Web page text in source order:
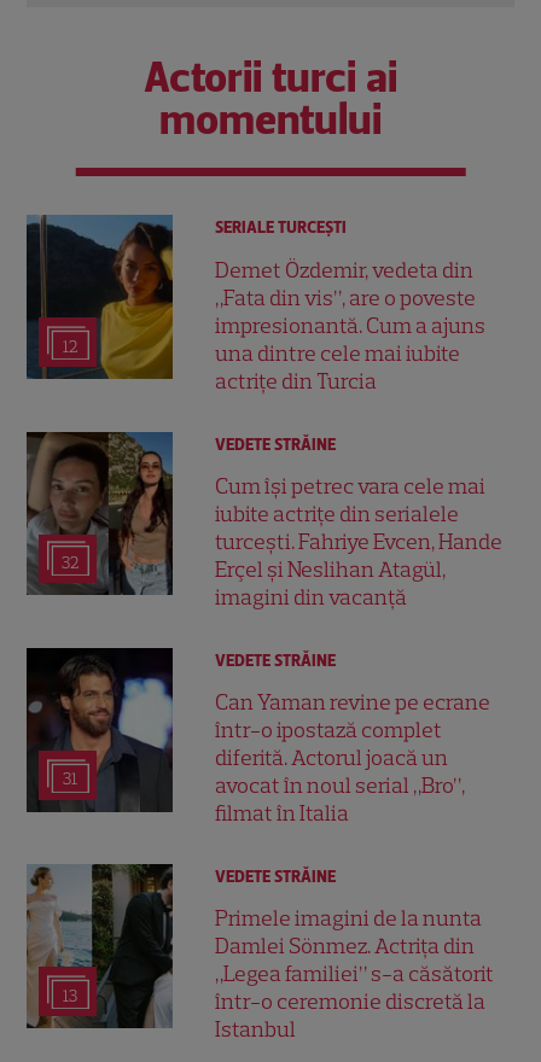
Actorii turci ai
momentului
12
SERIALE TURCEŞTI
Demet Özdemir, vedeta din
„Fata din vis”, are o poveste
impresionantă. Cum a ajuns
una dintre cele mai iubite
actrițe din Turcia
32
VEDETE STRĂINE
Cum își petrec vara cele mai
iubite actrițe din serialele
turcești. Fahriye Evcen, Hande
Erçel și Neslihan Atagül,
imagini din vacanță
31
VEDETE STRĂINE
Can Yaman revine pe ecrane
într-o ipostază complet
diferită. Actorul joacă un
avocat în noul serial „Bro”,
filmat în Italia
13
VEDETE STRĂINE
Primele imagini de la nunta
Damlei Sönmez. Actrița din
„Legea familiei” s-a căsătorit
într-o ceremonie discretă la
Istanbul